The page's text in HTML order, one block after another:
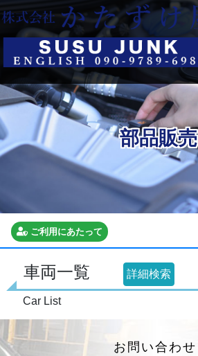
部品販売
ご利用にあたって
車両一覧 詳細検索
Car List
お問い合わせ